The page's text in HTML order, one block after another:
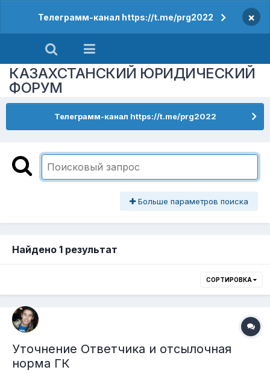
Телеграмм-канал https://t.me/prg2022 ×
КАЗАХСТАНСКИЙ ЮРИДИЧЕСКИЙ
ФОРУМ
Телеграмм-канал https://t.me/prg2022
Больше параметров поиска
Найдено 1 результат
СОРТИРОВКА
Уточнение Ответчика и отсылочная
норма ГК